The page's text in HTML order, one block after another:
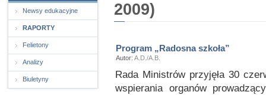
Newsy edukacyjne
RAPORTY
Felietony
Analizy
Biuletyny
2009)
Program „Radosna szkoła”
Autor: A.D./A.B.
Rada Ministrów przyjęła 30
wspierania organów